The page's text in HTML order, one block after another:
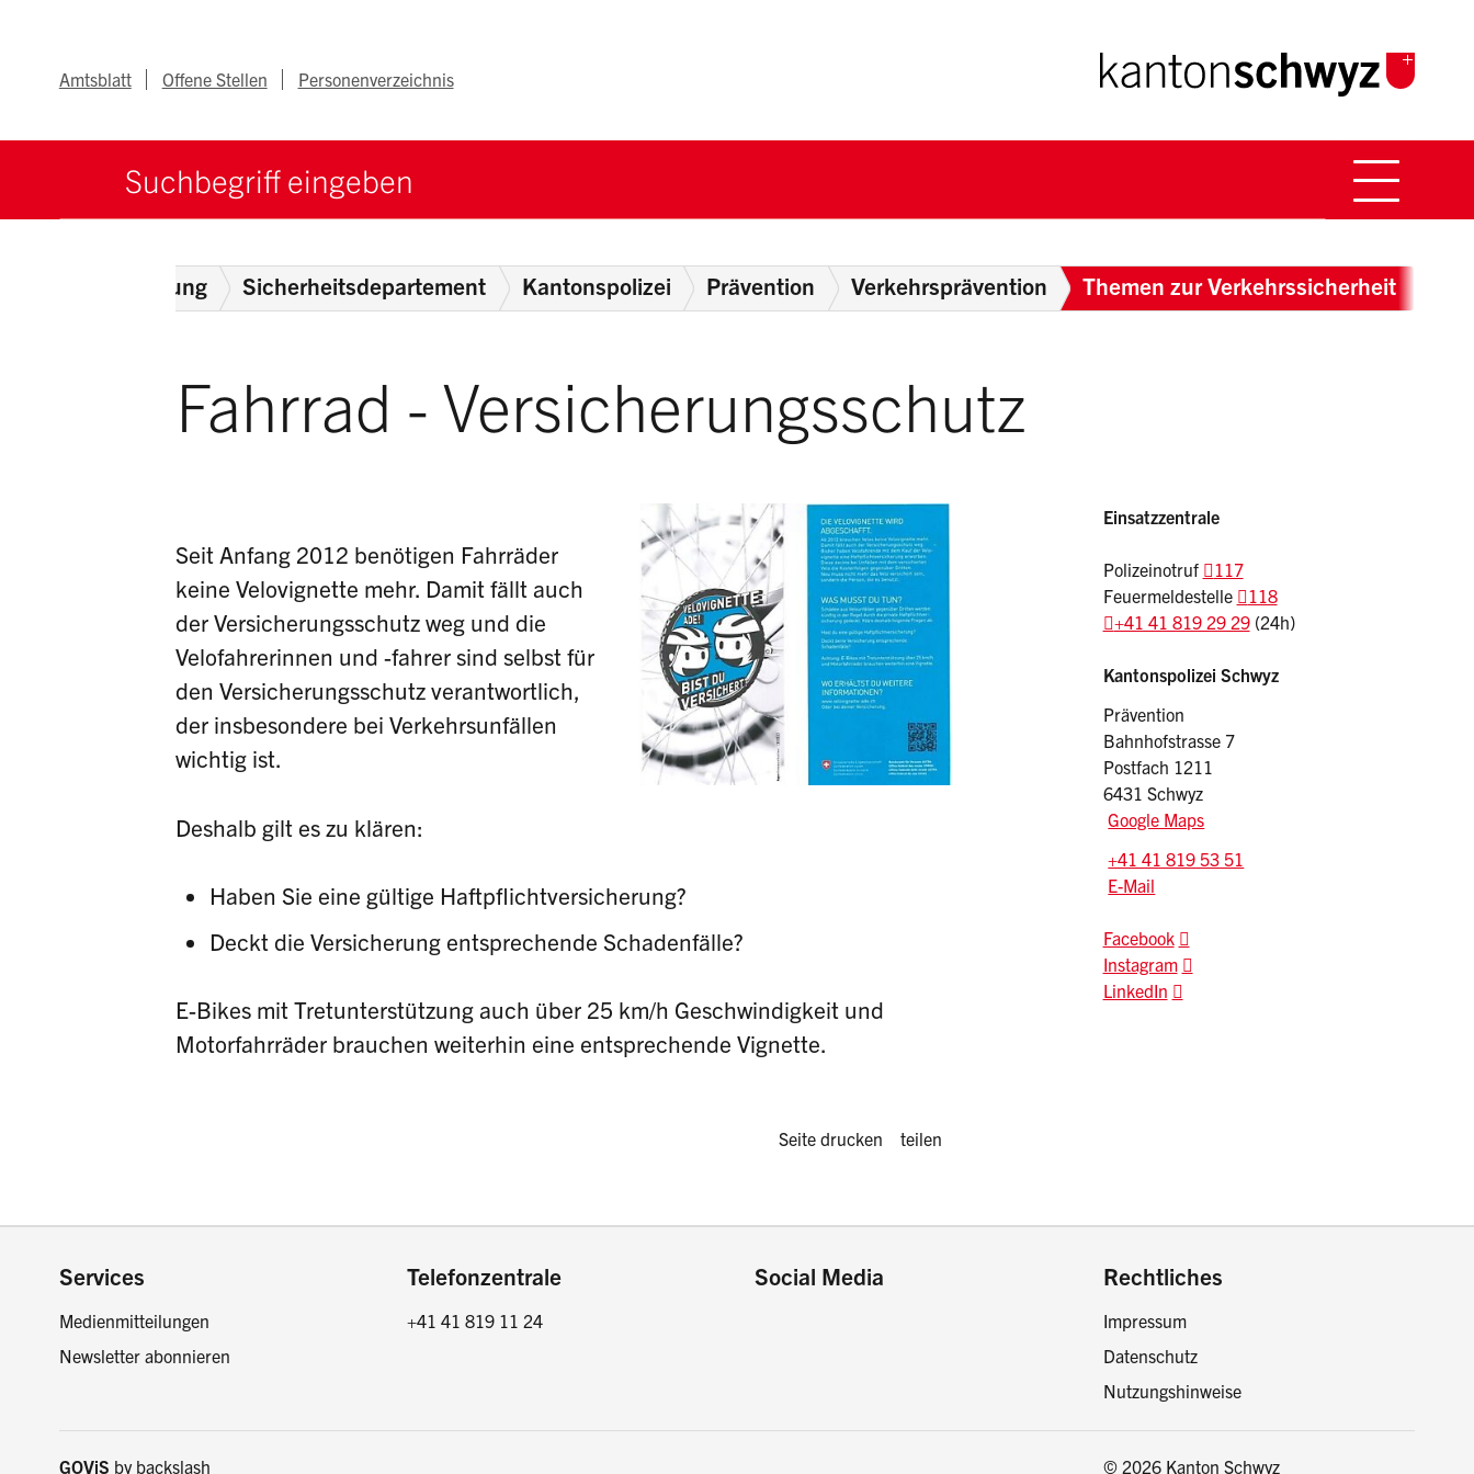
Metanav
Amtsblatt Offene Stellen Personenverzeichnis
Suchbegriff
Breadcrumb
Verwaltung Sicherheitsdepartement Kantonspolizei Prävention Verkehrsprävention Themen zur Verkehrssicherheit
Fahrrad - Versicherungsschutz
Seit Anfang 2012 benötigen Fahrräder
keine Velovignette mehr. Damit fällt auch
der Versicherungsschutz weg und die
Velofahrerinnen und -fahrer sind selbst für
den Versicherungsschutz verantwortlich,
der insbesondere bei Verkehrsunfällen
wichtig ist.
Deshalb gilt es zu klären:
Haben Sie eine gültige Haftpflichtversicherung?
Deckt die Versicherung entsprechende Schadenfälle?
E-Bikes mit Tretunterstützung auch über 25 km/h Geschwindigkeit und
Motorfahrräder brauchen weiterhin eine entsprechende Vignette.
Einsatzzentrale
Polizeinotruf
117
Feuermeldestelle
118
+41 41 819 29 29(24h)
Sidebar
Adresse
Kantonspolizei Schwyz
Prävention
Bahnhofstrasse 7
Postfach 1211
6431 Schwyz
Google Maps
Tel.:
+41 41 819 53 51
E-Mail: praevention.kapo
E-Mail
Facebook
Instagram
LinkedIn
Diese Seite drucken oder teilen:
Seite drucken teilen
Footer
Services
Medienmitteilungen
Newsletter abonnieren
Telefonzentrale
+41 41 819 11 24
Social Media Rechtliches
Impressum
Datenschutz
Nutzungshinweise
GOViS by backslash © 2026 Kanton Schwyz